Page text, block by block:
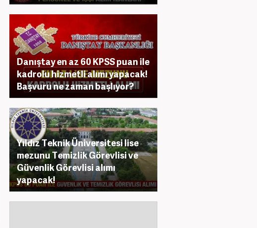
Danıştay en az 60 KPSS puan ile
kadrolu hizmetli alımı yapacak!
Başvuru ne zaman başlıyor?
Yıldız Teknik Üniversitesi lise
mezunu Temizlik Görevlisi ve
Güvenlik Görevlisi alımı
yapacak!